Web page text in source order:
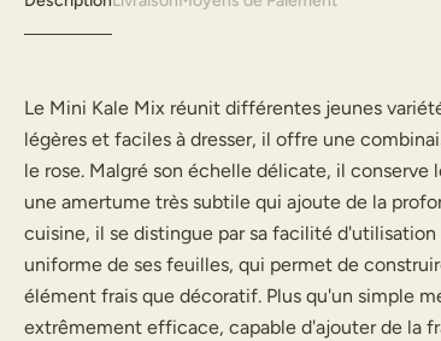
Le Mini Kale Mix réunit différentes jeunes
légères et faciles à dresser, il offre une
le rose. Malgré son échelle délicate, il
une amertume très subtile qui ajoute de la
cuisine, il se distingue par sa facilité
uniforme de ses feuilles, qui permet de
élément frais que décoratif. Plus qu'un simple
extrêmement efficace, capable d'ajouter de la